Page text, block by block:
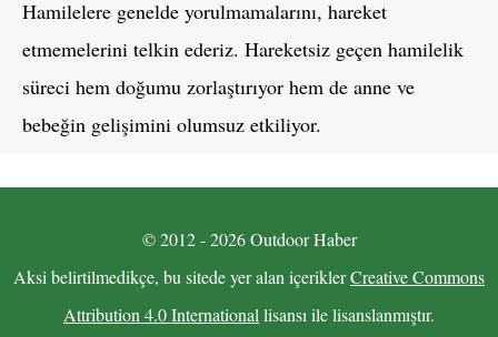
Hamilelere genelde yorulmamalarını, hareket
etmemelerini telkin ederiz. Hareketsiz geçen hamilelik
süreci hem doğumu zorlaştırıyor hem de anne ve
bebeğin gelişimini olumsuz etkiliyor.
© 2012 - 2026 Outdoor Haber
Aksi belirtilmedikçe, bu sitede yer alan içeriklerCreative Commons
Attribution 4.0 Internationallisansı ile lisanslanmıştır.